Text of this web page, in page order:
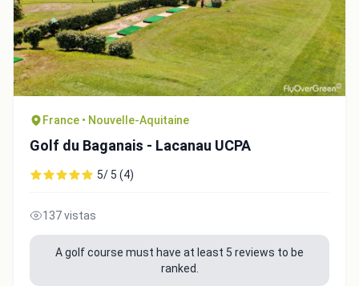
France • Nouvelle-Aquitaine
Golf du Baganais - Lacanau UCPA
5/ 5 (4)
137 vistas
A golf course must have at least 5 reviews to be
ranked.